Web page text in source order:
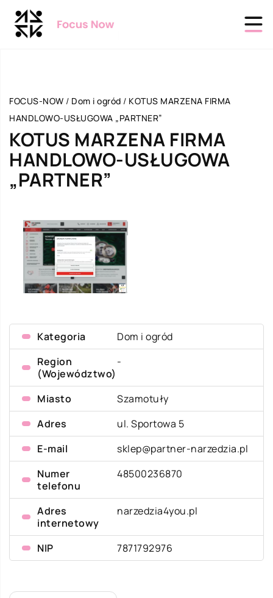
FOCUS-NOW / Dom i ogród / KOTUS MARZENA FIRMA
HANDLOWO-USŁUGOWA „PARTNER”
KOTUS MARZENA FIRMA
HANDLOWO-USŁUGOWA
„PARTNER”
Kategoria
Dom i ogród
Region
(Województwo)
-
Miasto
Szamotuły
Adres
ul. Sportowa 5
E-mail
sklep@partner-narzedzia.pl
Numer
telefonu
48500236870
Adres
internetowy
narzedzia4you.pl
NIP 7871792976